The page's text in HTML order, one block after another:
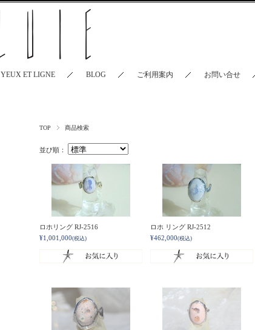
YEUX ET LIGNE BLOG ご利用案内 お問い合せ
TOP 商品検索
並び順：
ロホリング RJ-2516
¥1,001,000(税込)
ロホ リング RJ-2512
¥462,000(税込)